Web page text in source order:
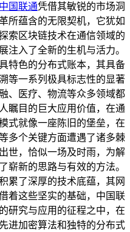
中国联通凭借其敏锐的市场洞
所蕴含的无限契机，它犹如
索区块链技术在通信领域的
注入了全新的生机与活力。
特色的分布式账本，其具备
等一系列极具标志性的显著
、医疗、物流等众多领域都
瞩目的巨大应用价值，在通
式就像一座陈旧的堡垒，在
多个关键方面遭遇了诸多棘
世，恰似一场及时雨，为解
崭新的思路与有效的方法。
累了深厚的技术底蕴，其网
着这些坚实的基础，中国联
研究与应用的征程之中，在
进加密算法和独特的分布式